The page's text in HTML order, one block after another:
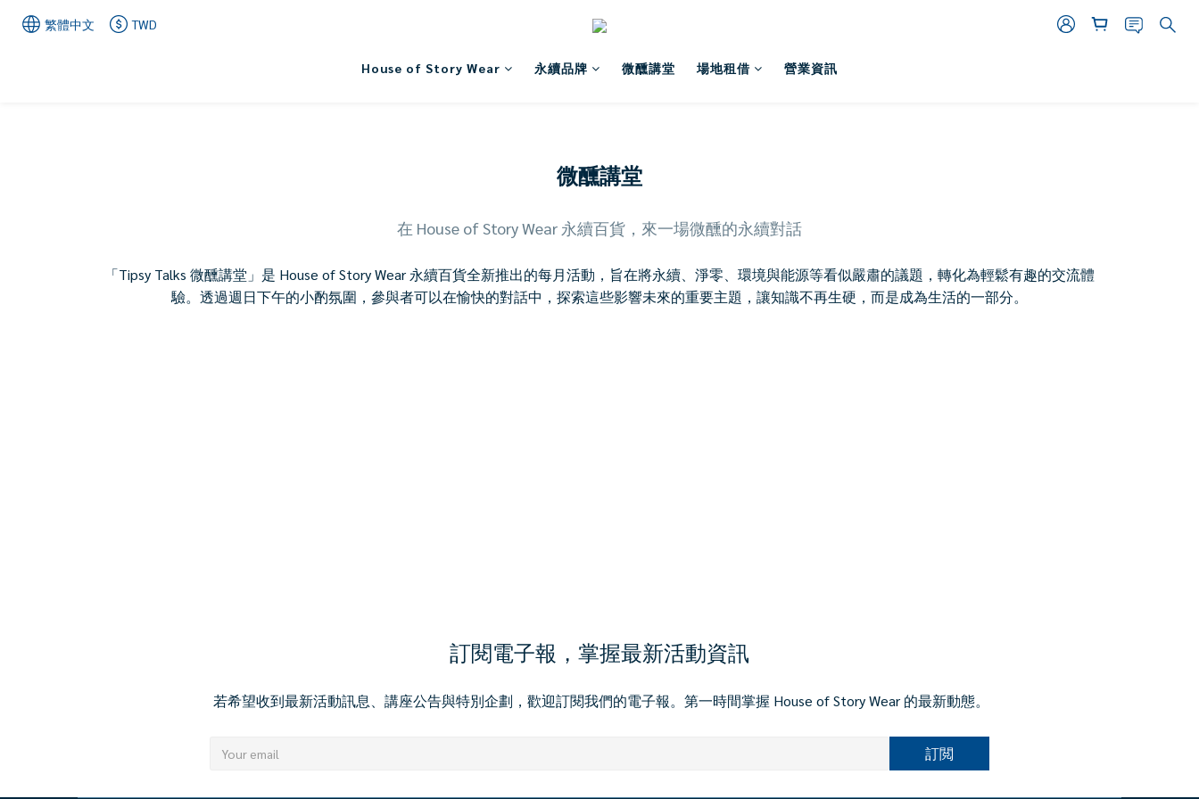
繁體中文 TWD
House of Story Wear 永續品牌 微醺講堂 場地租借 營業資訊
微醺講堂
在 House of Story Wear 永續百貨，來一場微醺的永續對話
「Tipsy Talks 微醺講堂」是 House of Story Wear 永續百貨全新推出的每月活動，旨在將永續、淨零、環境與能源等看似嚴肅的議題，轉化為輕鬆有趣的交流體
驗。透過週日下午的小酌氛圍，參與者可以在愉快的對話中，探索這些影響未來的重要主題，讓知識不再生硬，而是成為生活的一部分。
訂閱電子報，掌握最新活動資訊
若希望收到最新活動訊息、講座公告與特別企劃，歡迎訂閱我們的電子報。第一時間掌握 House of Story Wear 的最新動態。
訂閲